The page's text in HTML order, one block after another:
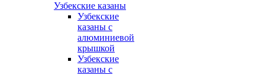
Узбекские казаны
Узбекские
казаны с
алюминиевой
крышкой
Узбекские
казаны с